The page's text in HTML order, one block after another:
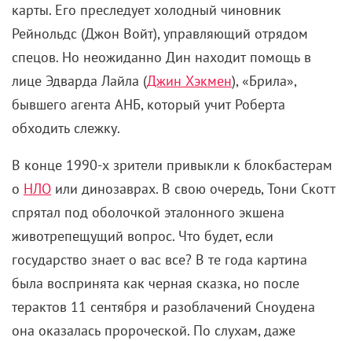
карты. Его преследует холодный чиновник
Рейнольдс (Джон Войт), управляющий отрядом
спецов. Но неожиданно Дин находит помощь в
лице Эдварда Лайла (Джин Хэкмен), «Брила»,
бывшего агента АНБ, который учит Роберта
обходить слежку.
В конце 1990-х зрители привыкли к блокбастерам
о НЛО или динозаврах. В свою очередь, Тони Скотт
спрятал под оболочкой эталонного экшена
животрепещущий вопрос. Что будет, если
государство знает о вас все? В те года картина
была воспринята как черная сказка, но после
терактов 11 сентября и разоблачений Сноудена
она оказалась пророческой. По слухам, даже